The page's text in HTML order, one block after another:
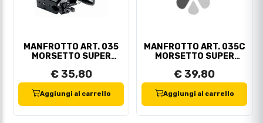
MANFROTTO ART. 035
MORSETTO SUPER
€ 35,80
Aggiungi al carrello
MANFROTTO ART. 035C
MORSETTO SUPER
€ 39,80
Aggiungi al carrello